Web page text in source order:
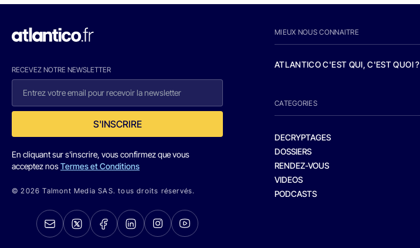
RECEVEZ NOTRE NEWSLETTER
S'INSCRIRE
En cliquant sur s'inscrire, vous confirmez que vous
acceptez nosTermes et Conditions
© 2026 Talmont Media SAS. tous droits réservés.
MIEUX NOUS CONNAITRE
ATLANTICO C'EST QUI, C'EST QUOI ?
CATEGORIES
DECRYPTAGES
DOSSIERS
RENDEZ-VOUS
VIDEOS
PODCASTS